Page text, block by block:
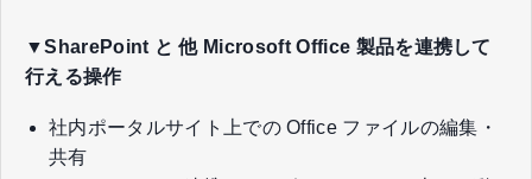
▼SharePoint と 他 Microsoft Office 製品を連携して
行える操作
社内ポータルサイト上での Office ファイルの編集・
共有